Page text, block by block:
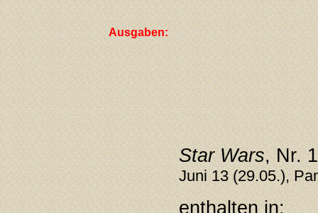
Ausgaben:
Star Wars, Nr.
Juni13(29.05.),
enthalten in: